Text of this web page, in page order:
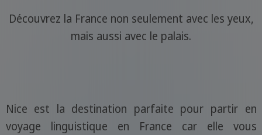
Découvrez la France non seulement avec les yeux,
mais aussi avec le palais.
Nice est la destination parfaite pour partir en
voyage linguistique en France car elle vous